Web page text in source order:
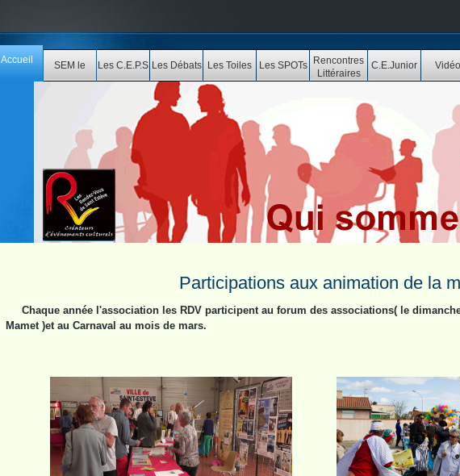
Accueil
SEM le
Les C.E.P.S Les Débats Les Toiles Les SPOTs
Rencontres
Littéraires
C.E.Junior
Vidéo
Participations aux animation de la
Chaque année l'association les RDV participent au forum des associations( le
Mamet )et au Carnaval au mois de mars.